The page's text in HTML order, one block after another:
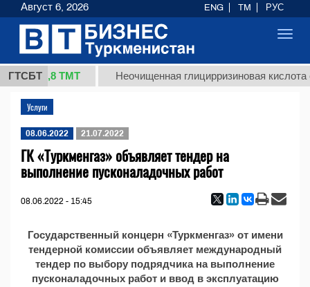
ГТСБТ37,8 ТМТ Неочищенная глицирризиновая кислота
Услуги
08.06.2022 21.07.2022
ГК «Туркменгаз» объявляет тендер на
выполнение пусконаладочных работ
08.06.2022 - 15:45
Государственный концерн «Туркменгаз» от имени
тендерной комиссии объявляет международный
тендер по выбору подрядчика на выполнение
пусконаладочных работ и ввод в эксплуатацию
Август 6, 2026 ENG TM РУС